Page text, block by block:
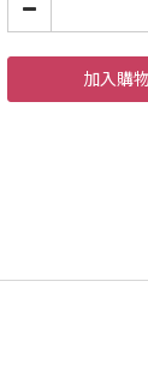
加入購